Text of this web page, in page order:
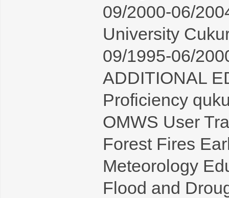
09/2000-06/
University
09/1995-06/
ADDITIONAL
Proficiency
OMWS User
Forest Fires
Meteorology
Flood and